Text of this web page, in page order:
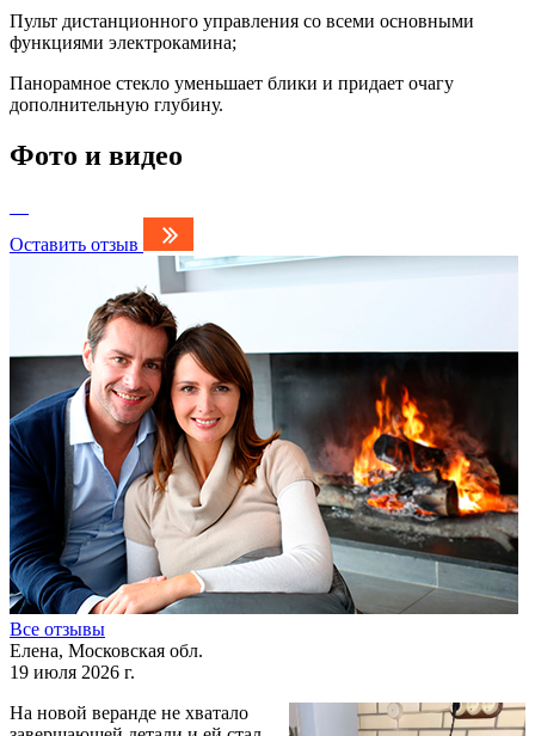
Пульт дистанционного управления со всеми основными
функциями электрокамина;
Панорамное стекло уменьшает блики и придает очагу
дополнительную глубину.
Фото и видео
Оставить отзыв
Все отзывы
Елена, Московская обл.
19 июля 2026 г.
На новой веранде не хватало